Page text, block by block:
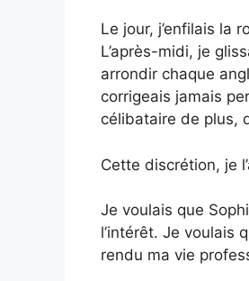
Le jour, j’enfilais la
L’après-midi, je
arrondir chaque
corrigeais jamais
célibataire de plus,
Cette discrétion, je
Je voulais que
l’intérêt. Je voulais
rendu ma vie